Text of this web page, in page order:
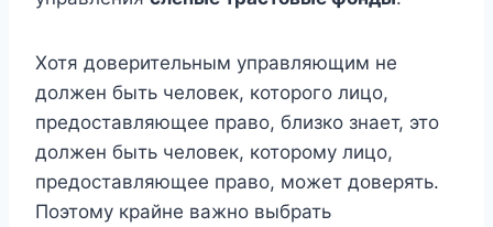
Хотя доверительным управляющим не
должен быть человек, которого лицо,
предоставляющее право, близко знает, это
должен быть человек, которому лицо,
предоставляющее право, может доверять.
Поэтому крайне важно выбрать